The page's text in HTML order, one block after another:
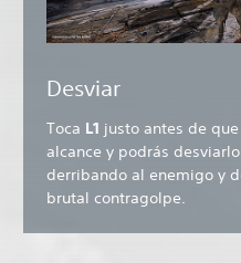
Desviar
Toca L1 justo antes de
alcance y podrás
derribando al enemigo y
brutal contragolpe.